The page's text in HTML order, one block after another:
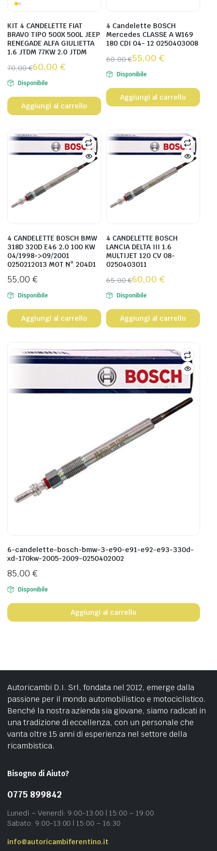
KIT 4 CANDELETTE FIAT
BRAVO TIPO 500X 500L JEEP
RENEGADE ALFA GIULIETTA
1.6 JTDM 77KW 2.0 JTDM
70,00€60,00 €
Disponibile
Aggiungi al carrello
4 Candelette BOSCH
Mercedes CLASSE A W169
180 CDI 04- 12 0250403008
60,00€55,00 €
Disponibile
Aggiungi al carrello
4 CANDELETTE BOSCH BMW
318D 320D E46 2.0 100 KW
04/1998->09/2001
0250212013 MOT N° 204D1
55,00 €
Disponibile
Aggiungi al carrello
4 CANDELETTE BOSCH
LANCIA DELTA III 1.6
MULTIJET 120 CV 08-
0250403011
65,00€60,00 €
Disponibile
Aggiungi al carrello
6-candelette-bosch-bmw-3-e90-e91-e92-e93-330d-
xd-170kw-2005-2009-0250402002
85,00 €
Disponibile
Aggiungi al carrello
Autoricambi D.I. Srl, fondata nel 2012, emerge dalla
passione per il mondo automobilistico e motociclistico.
Benché la nostra azienda sia giovane, siamo radicati in
una tradizione di eccellenza, con un personale che
vanta oltre 15 anni di esperienza nel settore della
ricambistica.
Bisogno di Aiuto?
0775 899842
Lunedì – Venerdì: 9:00-13:00 | 15:00 – 19:00
Sabato: 9:00-13:00 | 15:00 – 16:30
info@autoricambiferentino.it